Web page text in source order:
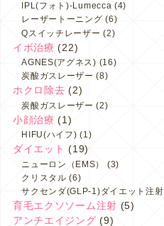
IPL(フォト)-Lumecca (4)
レーザートーニング (6)
Qスイッチレーザー (2)
イボ治療 (22)
AGNES(アグネス) (16)
炭酸ガスレーザー (8)
ホクロ除去 (2)
炭酸ガスレーザー (2)
小顔治療 (1)
HIFU(ハイフ) (1)
ダイエット (19)
ニューロン（EMS）
(3)
クリスタル (6)
サクセンダ(GLP-1)ダイエット注射
育毛エクソソーム注射 (5)
アンチエイジング (9)